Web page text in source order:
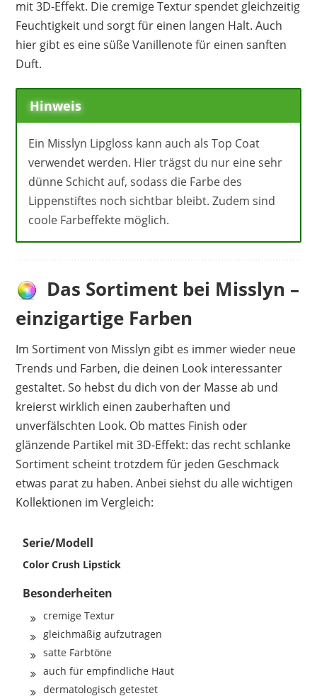
mit 3D-Effekt. Die cremige Textur spendet gleichzeitig
Feuchtigkeit und sorgt für einen langen Halt. Auch
hier gibt es eine süße Vanillenote für einen sanften
Duft.
Hinweis
Ein Misslyn Lipgloss kann auch als Top Coat
verwendet werden. Hier trägst du nur eine sehr
dünne Schicht auf, sodass die Farbe des
Lippenstiftes noch sichtbar bleibt. Zudem sind
coole Farbeffekte möglich.
Das Sortiment bei Misslyn –
einzigartige Farben
Im Sortiment von Misslyn gibt es immer wieder neue
Trends und Farben, die deinen Look interessanter
gestaltet. So hebst du dich von der Masse ab und
kreierst wirklich einen zauberhaften und
unverfälschten Look. Ob mattes Finish oder
glänzende Partikel mit 3D-Effekt: das recht schlanke
Sortiment scheint trotzdem für jeden Geschmack
etwas parat zu haben. Anbei siehst du alle wichtigen
Kollektionen im Vergleich:
Serie/Modell
Color Crush Lipstick
Besonderheiten
cremige Textur
gleichmäßig aufzutragen
satte Farbtöne
auch für empfindliche Haut
dermatologisch getestet